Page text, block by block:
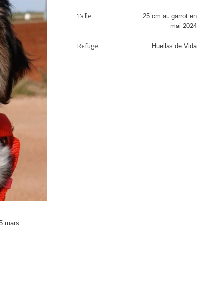
mars.
Taille
25 cm au garrot en
mai 2024
Refuge Huellas de Vida